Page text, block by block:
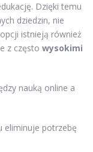
Dzięki temu
dziedzin, nie
istnieją również
z często wysokimi
nauką online a
eliminuje potrzebę